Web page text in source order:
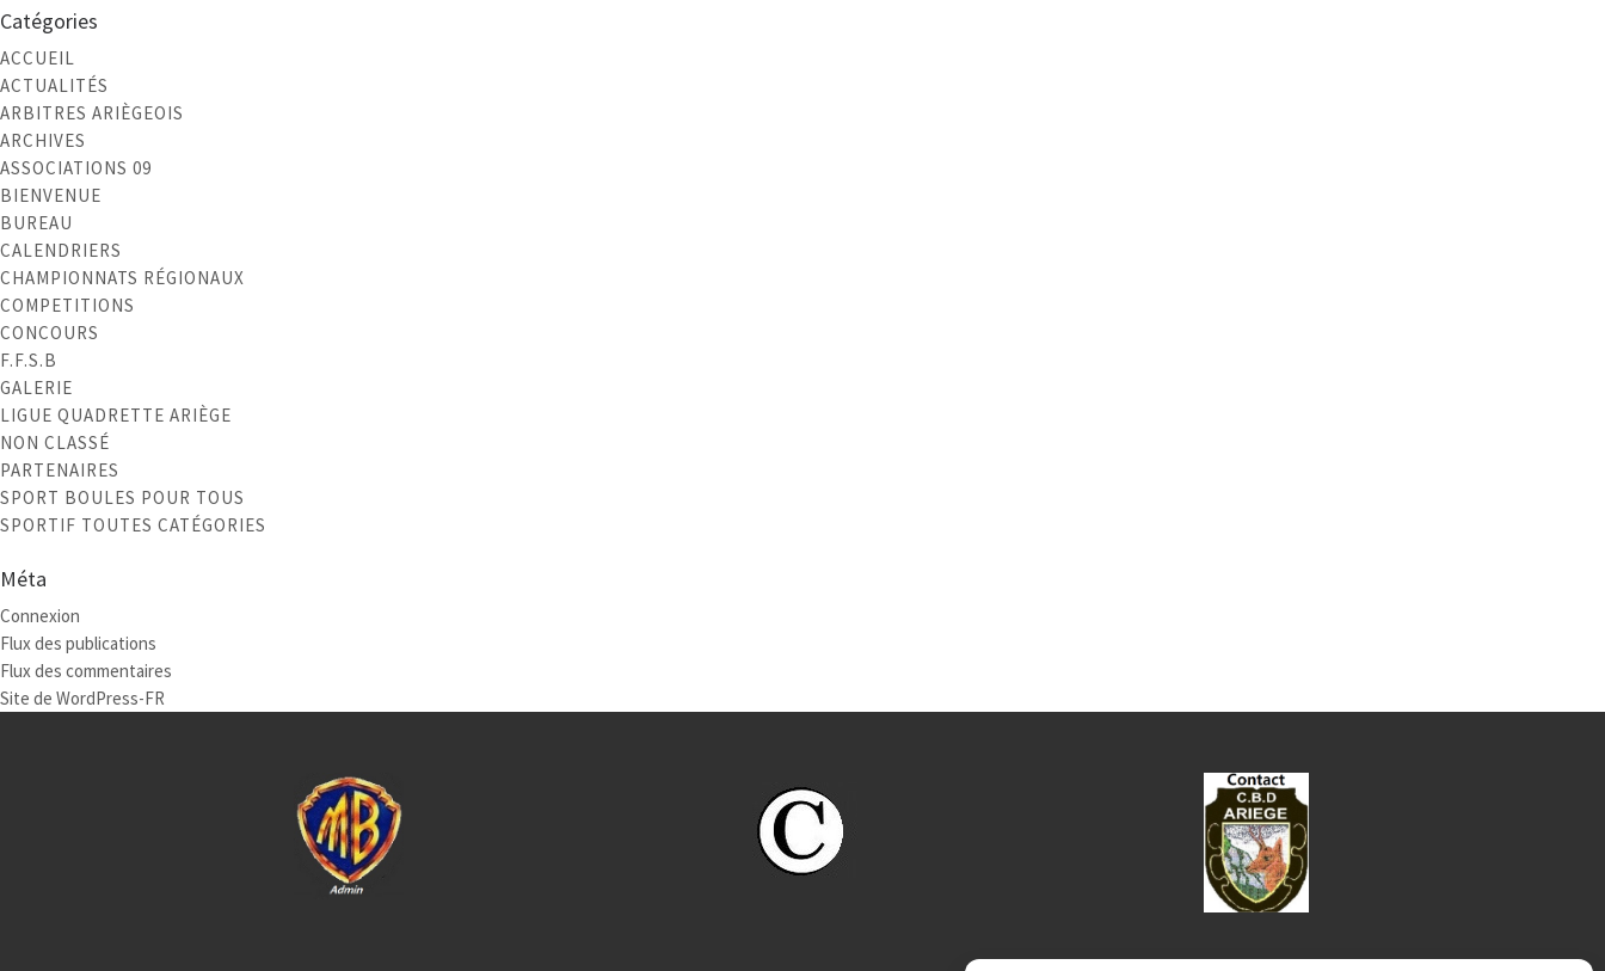
Catégories
ACCUEIL
ACTUALITÉS
ARBITRES ARIÈGEOIS
ARCHIVES
ASSOCIATIONS 09
BIENVENUE
BUREAU
CALENDRIERS
CHAMPIONNATS RÉGIONAUX
COMPETITIONS
CONCOURS
F.F.S.B
GALERIE
LIGUE QUADRETTE ARIÈGE
NON CLASSÉ
PARTENAIRES
SPORT BOULES POUR TOUS
SPORTIF TOUTES CATÉGORIES
Méta
Connexion
Flux des publications
Flux des commentaires
Site de WordPress-FR